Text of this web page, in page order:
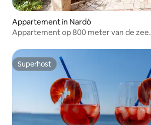
Appartement in Nardò
Appartement op 800 meter van de zee.
Superhost
Superhost